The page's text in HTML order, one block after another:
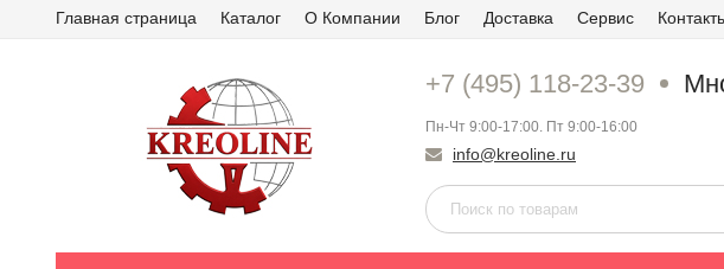
Главная страница Каталог О Компании Блог Доставка Сервис
+7 (495) 118-23-39
Пн-Чт 9:00-17:00. Пт 9:00-16:00
info@kreoline.ru